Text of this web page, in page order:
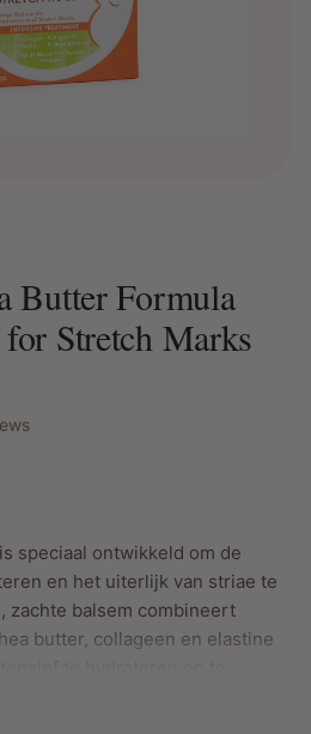
Butter Formula
Stretch Marks
speciaal ontwikkeld om de
en het uiterlijk van striae te
zachte balsem combineert
butter, collageen en elastine
kan meerekken tijdens